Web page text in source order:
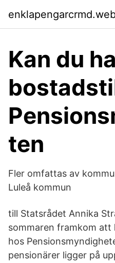
Kan du
ten
Fler omfattas av
Luleå kommun
till Statsrådet Annika
sommaren framkom att
hos
pensionärer ligger på